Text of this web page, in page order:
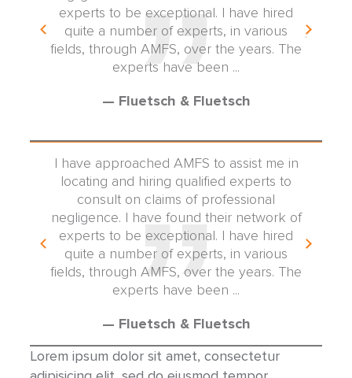
experts to be exceptional. I have hired
quite a number of experts, in various
fields, through AMFS, over the years. The
experts have been ...
— Fluetsch & Fluetsch
job
I have approached AMFS to assist me in
locating and hiring qualified experts to
consult on claims of professional
negligence. I have found their network of
experts to be exceptional. I have hired
quite a number of experts, in various
fields, through AMFS, over the years. The
experts have been ...
— Fluetsch & Fluetsch
Lorem ipsum dolor sit amet, consectetur